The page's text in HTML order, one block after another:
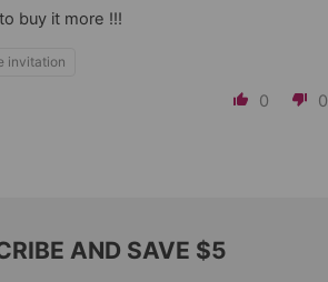
buy it more !!!
invitation
0 0
AND SAVE $5